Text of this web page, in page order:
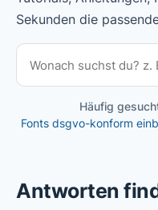
Sekunden die
Häufig
Fonts dsgvo-konform
Antworten